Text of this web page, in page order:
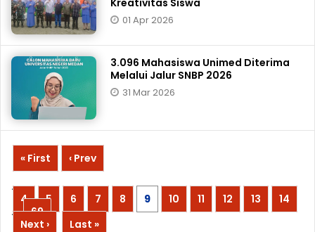
Kreativitas Siswa
01 Apr 2026
3.096 Mahasiswa Unimed Diterima
Melalui Jalur SNBP 2026
31 Mar 2026
« First
‹ Prev
...
4
5 6 7 8 9 10 11 12 13
14
...
69
Next ›
Last »